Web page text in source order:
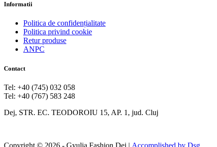
Informatii
Politica de confidențialitate
Politica privind cookie
Retur produse
ANPC
Contact
Tel: +40 (745) 032 058
Tel: +40 (767) 583 248
Dej, STR. EC. TEODOROIU 15, AP. 1, jud. Cluj
Copyright © 2026 - Gyulia Fashion Dej | Accomplished by Dsg